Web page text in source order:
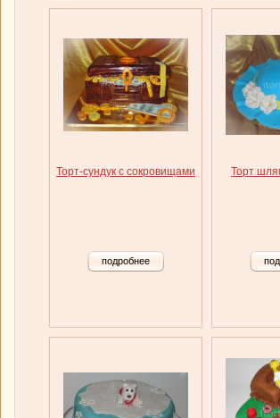
Торт-сундук с сокровищами
подробнее
Торт